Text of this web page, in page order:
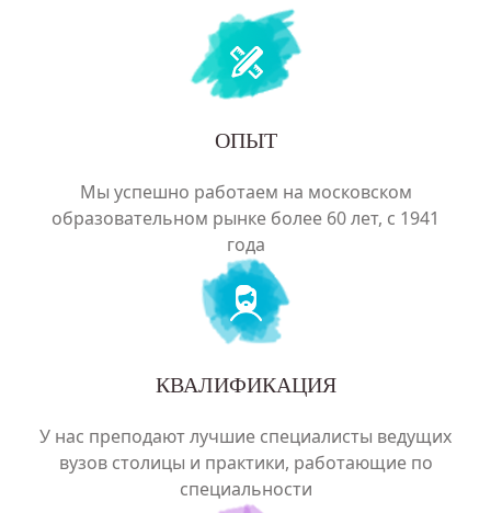
ОПЫТ
Мы успешно работаем на московском
образовательном рынке более 60 лет, с 1941
года
КВАЛИФИКАЦИЯ
У нас преподают лучшие специалисты ведущих
вузов столицы и практики, работающие по
специальности